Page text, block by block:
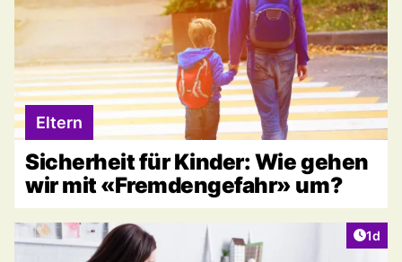
Eltern
Sicherheit für Kinder: Wie gehen
wir mit «Fremdengefahr» um?
1d